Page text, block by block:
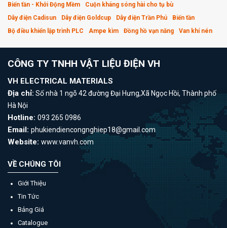
Biến tần - Khởi Động Mềm
Cuộn kháng sóng hài cho tụ bù
Dây điện Cadisun
Dây điện Goldcup Dây điện Trần Phú
Biến tần
Bộ điều khiển lập trình PLC
Ampe kìm Đồng hồ vạn năng Van khí nén
CÔNG TY TNHH VẬT LIỆU ĐIỆN VH
VH ELECTRICAL MATERIALS
Địa chỉ: Số nhà 1 ngõ 42 đường Đại Hưng,Xã Ngọc Hồi, Thành phố
Hà Nội
Hotline: 093 265 0986
Email: phukiendiencongnghiep18@gmail.com
Website: www.vanvh.com
VỀ CHÚNG TÔI
Giới Thiệu
Tin Tức
Bảng Giá
Catalogue